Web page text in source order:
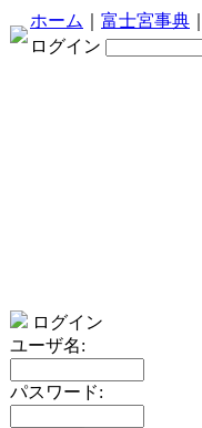
ホーム 富士宮事典
ログイン
ログイン
ユーザ名:
パスワード: